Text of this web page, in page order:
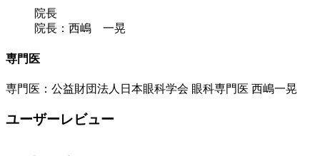
院長
院長：西嶋 一晃
専門医
専門医：公益財団法人日本眼科学会 眼科専門医 西嶋一晃
ユーザーレビュー